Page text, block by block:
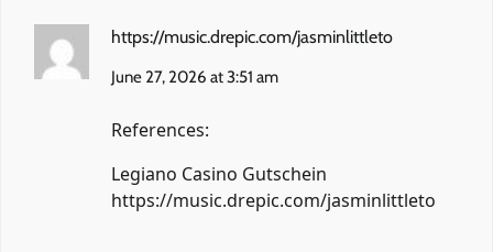
https://music.drepic.com/jasminlittleto
June 27, 2026 at 3:51 am
References:
Legiano Casino Gutschein
https://music.drepic.com/jasminlittleto